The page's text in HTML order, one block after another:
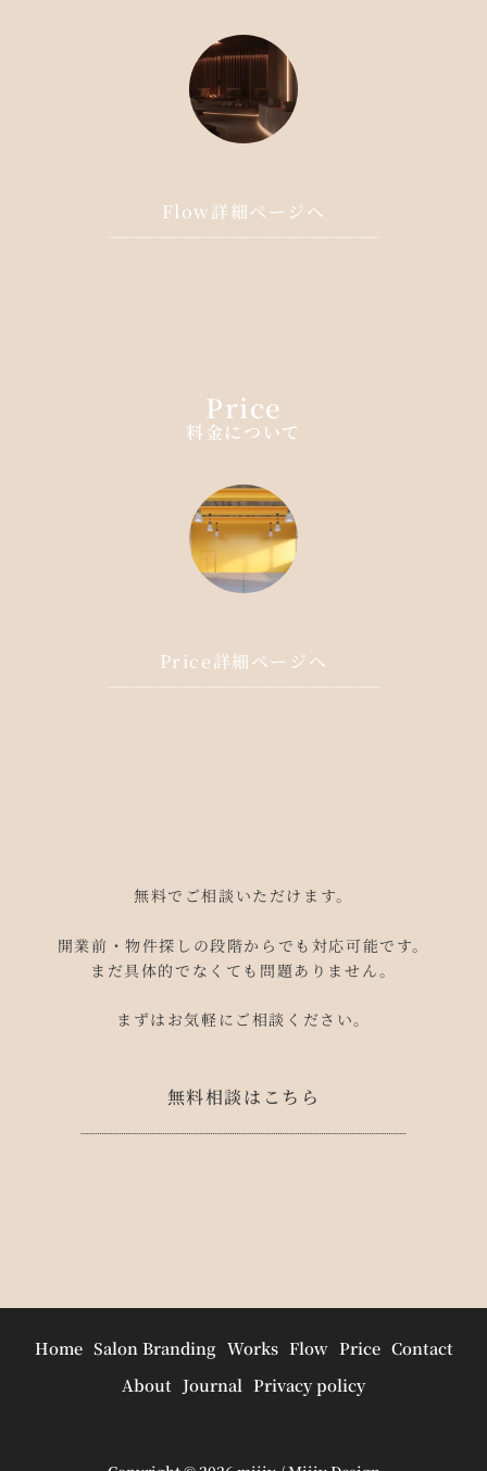
Flow詳細ページへ
Price
料金について
Price詳細ページへ
無料でご相談いただけます。
開業前・物件探しの段階からでも対応可能です。
まだ具体的でなくても問題ありません。
まずはお気軽にご相談ください。
無料相談はこちら
Home Salon Branding Works Flow Price Contact
About Journal Privacy policy